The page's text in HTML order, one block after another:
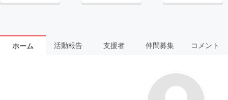
ホーム 活動報告 支援者 仲間募集 コメント